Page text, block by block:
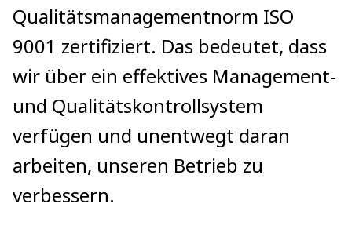
Qualitätsmanagementnorm ISO
9001 zertifiziert. Das bedeutet, dass
wir über ein effektives Management-
und Qualitätskontrollsystem
verfügen und unentwegt daran
arbeiten, unseren Betrieb zu
verbessern.